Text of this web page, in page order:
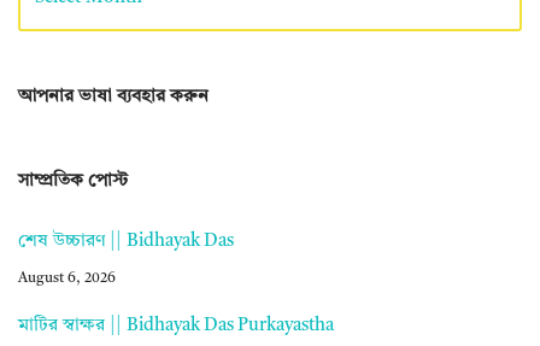
আপনার ভাষা ব্যবহার করুন
সাম্প্রতিক পোস্ট
শেষ উচ্চারণ || Bidhayak Das
August 6, 2026
মাটির স্বাক্ষর || Bidhayak Das Purkayastha